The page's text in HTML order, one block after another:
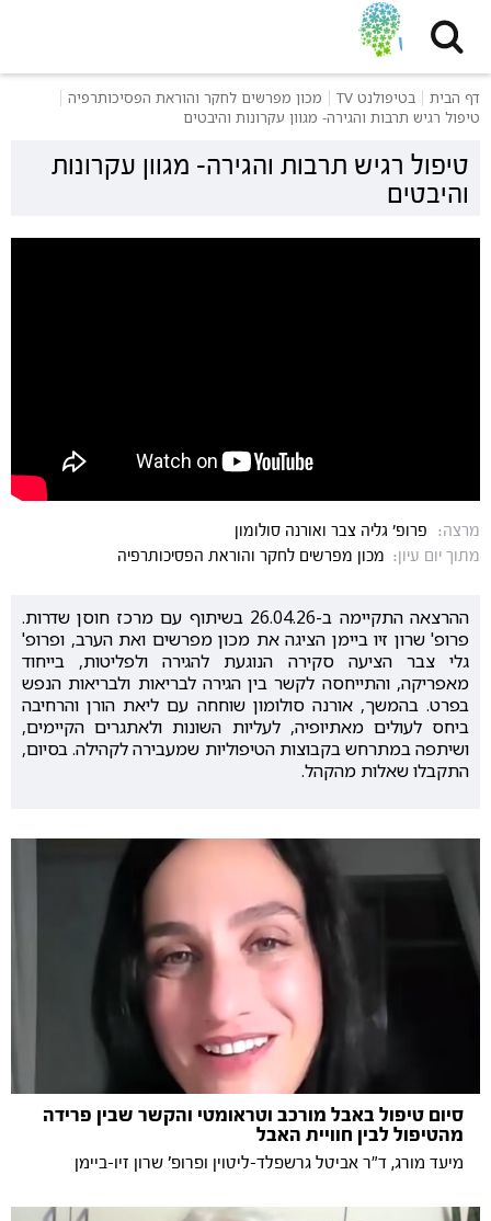
דף הבית בטיפולנט TV
מכון מפרשים לחקר והוראת הפסיכותרפיה
טיפול רגיש תרבות והגירה- מגוון עקרונות והיבטים
טיפול רגיש תרבות והגירה- מגוון עקרונות
והיבטים
מרצה:
פרופ' גליה צבר ואורנה סולומון
מתוך יום עיון: מכון מפרשים לחקר והוראת הפסיכותרפיה
ההרצאה התקיימה ב-26.04.26 בשיתוף עם מרכז חוסן שדרות.
פרופ' שרון זיו ביימן הציגה את מכון מפרשים ואת הערב, ופרופ'
גלי צבר הציעה סקירה הנוגעת להגירה ולפליטות, בייחוד
מאפריקה, והתייחסה לקשר בין הגירה לבריאות ולבריאות הנפש
בפרט. בהמשך, אורנה סולומון שוחחה עם ליאת הורן והרחיבה
ביחס לעולים מאתיופיה, לעליות השונות ולאתגרים הקיימים,
ושיתפה במתרחש בקבוצות הטיפוליות שמעבירה לקהילה. בסיום,
התקבלו שאלות מהקהל.
סיום טיפול באבל מורכב וטראומטי והקשר שבין פרידה
מהטיפול לבין חוויית האבל
מיעד מורג, ד"ר אביטל גרשפלד-ליטוין ופרופ' שרון זיו-ביימן